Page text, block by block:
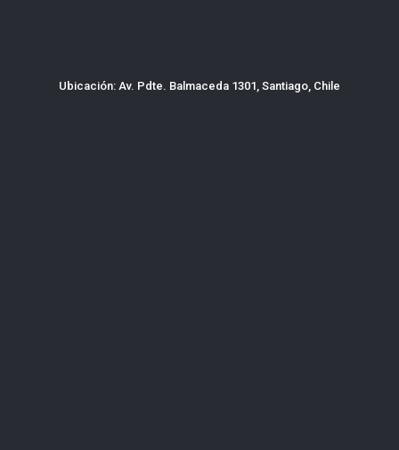
Ubicación: Av. Pdte. Balmaceda 1301, Santiago, Chile